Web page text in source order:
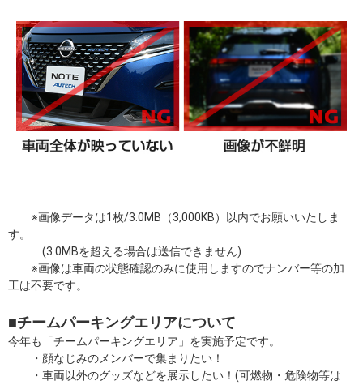
※画像データは1枚/3.0MB（3,000KB）以内でお願いいたしま
す。
(3.0MBを超える場合は送信できません)
※画像は車両の状態確認のみに使用しますのでナンバー等の加
工は不要です。
■チームパーキングエリアについて
今年も「チームパーキングエリア」を実施予定です。
・顔なじみのメンバーで集まりたい！
・車両以外のグッズなどを展示したい！(可燃物・危険物等は